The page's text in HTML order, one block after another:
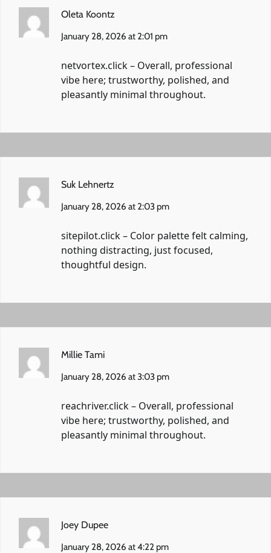
Oleta Koontz
January 28, 2026 at 2:01 pm
netvortex.click– Overall, professional
vibe here; trustworthy, polished, and
pleasantly minimal throughout.
Suk Lehnertz
January 28, 2026 at 2:03 pm
sitepilot.click– Color palette felt calming,
nothing distracting, just focused,
thoughtful design.
Millie Tami
January 28, 2026 at 3:03 pm
reachriver.click– Overall, professional
vibe here; trustworthy, polished, and
pleasantly minimal throughout.
Joey Dupee
January 28, 2026 at 4:22 pm